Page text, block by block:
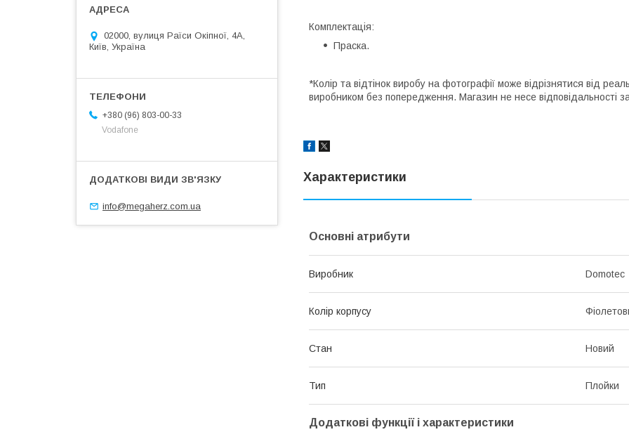
Комплектація:
Праска.
*Колір та відтінок виробу на фотографії може відрізнятися від
виробником без попередження. Магазин не несе відповідальності
Характеристики
Основні атрибути
Виробник Domotec
Колір корпусу
Стан Новий
Тип Плойки
Додаткові функції і характеристики
02000, вулиця Раїси Окіпної, 4А,
Київ, Україна
+380 (96) 803-00-33
Vodafone
info@megaherz.com.ua